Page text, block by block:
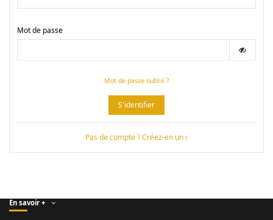
Mot de passe
Mot de passe oublié ?
S'identifier
Pas de compte ? Créez-en un
En savoir +